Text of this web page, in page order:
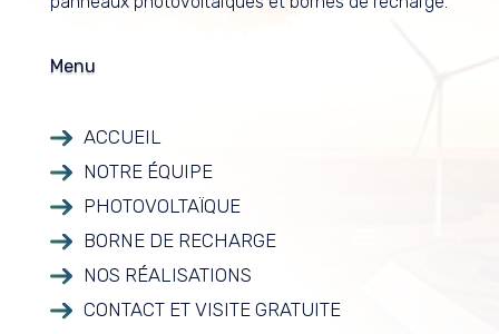
Menu
ACCUEIL
NOTRE ÉQUIPE
PHOTOVOLTAÏQUE
BORNE DE RECHARGE
NOS RÉALISATIONS
CONTACT ET VISITE GRATUITE